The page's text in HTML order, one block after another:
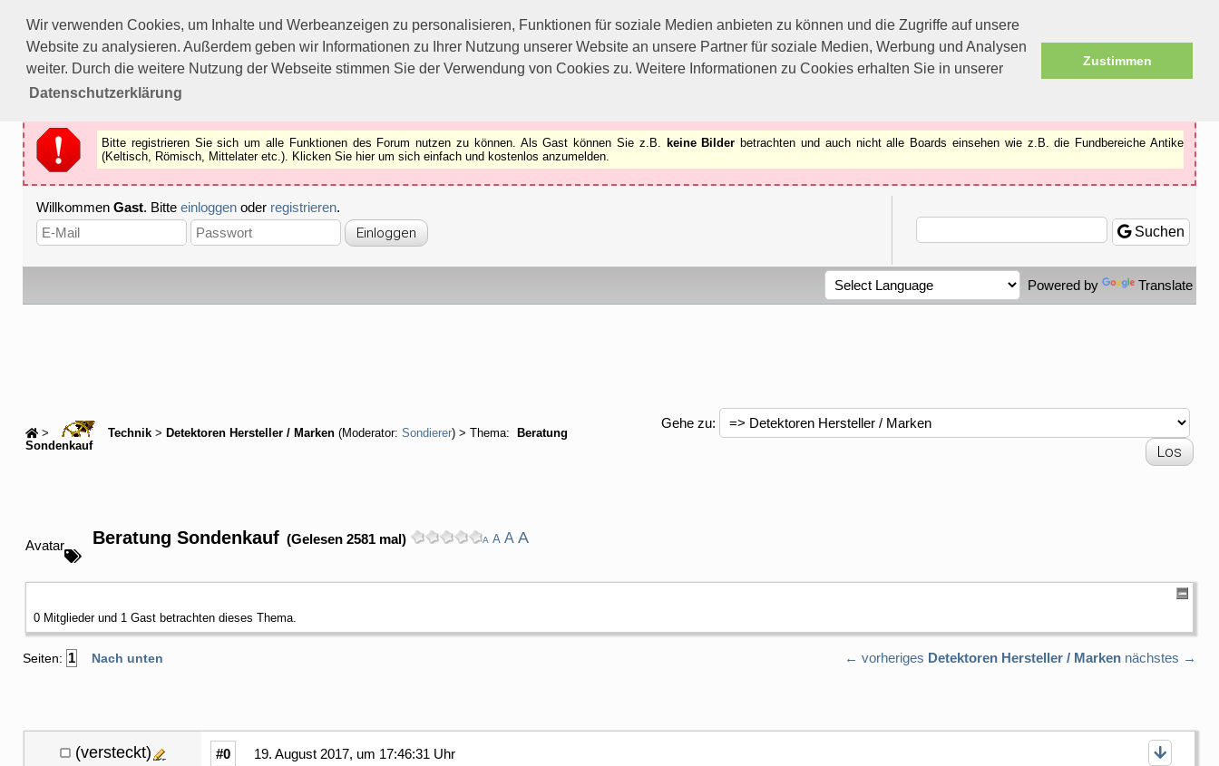
Wir verwenden Cookies, um Inhalte und Werbeanzeigen zu personalisieren, Funktionen für soziale Medien anbieten zu können und die Zugriffe auf unsere
Website zu analysieren. Außerdem geben wir Informationen zu Ihrer Nutzung unserer Website an unsere Partner für soziale Medien, Werbung und Analysen
weiter. Durch die weitere Nutzung der Webseite stimmen Sie der Verwendung von Cookies zu. Weitere Informationen zu Cookies erhalten Sie in unserer
Datenschutzerklärung
Zustimmen
Bitte registrieren Sie sich um alle Funktionen des Forums nutzen zu können.
Als Gast können Sie z.B.keine Bilderbetrachten.
Registrieren
Schliessen
Bitte registrieren Sie sich um alle Funktionen des Forum nutzen zu können. Als Gast können Sie z.B. keine Bilder betrachten und auch nicht alle Boards einsehen wie z.B. die Fundbereiche Antike
(Keltisch, Römisch, Mittelater etc.). Klicken Sie hier um sich einfach und kostenlos anzumelden.
Willkommen Gast. Bitte einloggen oder registrieren.
Suchen
Powered by Translate
> Technik > Detektoren Hersteller / Marken (Moderator: Sondierer) > Thema:
Beratung
Sondenkauf
Gehe zu:
Avatar Beratung Sondenkauf (Gelesen 2581 mal) A A A A
0 Mitglieder und 1 Gast betrachten dieses Thema.
Seiten: 1 Nach unten ← vorheriges Detektoren Hersteller / Marken nächstes →
(versteckt) #0 19. August 2017, um 17:46:31 Uhr